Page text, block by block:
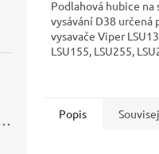
Podlahová hubice na
vysávání D38 určená
vysavače Viper
LSU155, LSU255,
Popis